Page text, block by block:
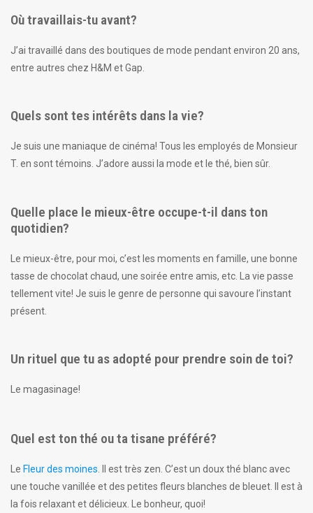
Où travaillais-tu avant?
J’ai travaillé dans des boutiques de mode pendant environ 20 ans,
entre autres chez H&M et Gap.
Quels sont tes intérêts dans la vie?
Je suis une maniaque de cinéma! Tous les employés de Monsieur
T. en sont témoins. J’adore aussi la mode et le thé, bien sûr.
Quelle place le mieux-être occupe-t-il dans ton
quotidien?
Le mieux-être, pour moi, c’est les moments en famille, une bonne
tasse de chocolat chaud, une soirée entre amis, etc. La vie passe
tellement vite! Je suis le genre de personne qui savoure l’instant
présent.
Un rituel que tu as adopté pour prendre soin de toi?
Le magasinage!
Quel est ton thé ou ta tisane préféré?
Le Fleur des moines . Il est très zen. C’est un doux thé blanc avec
une touche vanillée et des petites fleurs blanches de bleuet. Il est à
la fois relaxant et délicieux. Le bonheur, quoi!